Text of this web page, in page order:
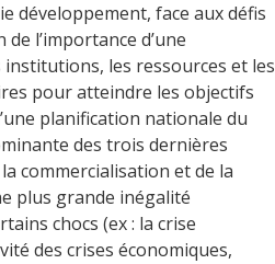
développement, face aux défis
l’importance d’une
les ressources et les
pour atteindre les objectifs
planification nationale du
des trois dernières
commercialisation et de la
plus grande inégalité
chocs (ex : la crise
des crises économiques,